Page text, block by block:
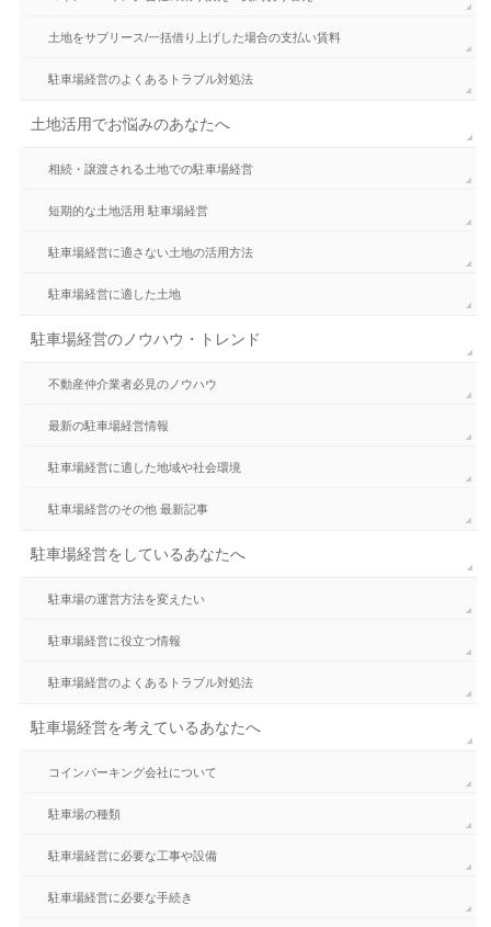
土地をサブリース/一括借り上げした場合の支払い賃料
駐車場経営のよくあるトラブル対処法
土地活用でお悩みのあなたへ
相続・譲渡される土地での駐車場経営
短期的な土地活用 駐車場経営
駐車場経営に適さない土地の活用方法
駐車場経営に適した土地
駐車場経営のノウハウ・トレンド
不動産仲介業者必見のノウハウ
最新の駐車場経営情報
駐車場経営に適した地域や社会環境
駐車場経営のその他 最新記事
駐車場経営をしているあなたへ
駐車場の運営方法を変えたい
駐車場経営に役立つ情報
駐車場経営のよくあるトラブル対処法
駐車場経営を考えているあなたへ
コインパーキング会社について
駐車場の種類
駐車場経営に必要な工事や設備
駐車場経営に必要な手続き